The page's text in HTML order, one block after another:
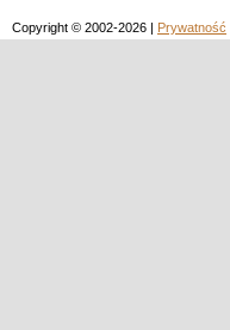
Copyright © 2002-2026 | Prywatność